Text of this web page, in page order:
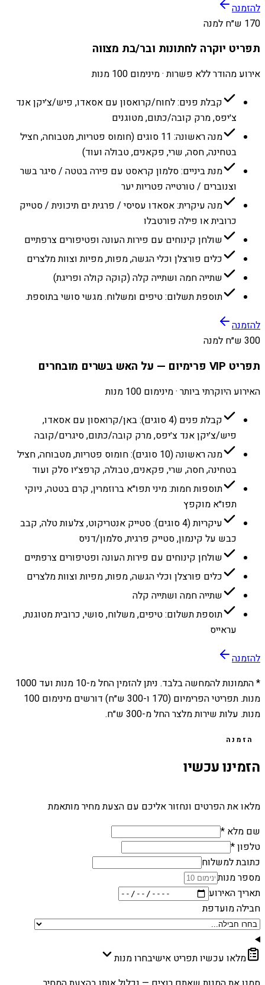
להזמנה
170 ש״ח למנה
תפריט יוקרה לחתונות ובר/בת מצווה
אירוע מהודר ללא פשרות · מינימום 100 מנות
קבלת פנים: לחוח/קרואסון עם אסאדו, פיש/צ׳יקן אנד
צ׳יפס, מרק קובה/כתום, מטוגנים
מנה ראשונה: 11 סוגים (חומוס פטריות, מטבוחה, חציל
בטחינה, חסה, שרי, פקאנים, טבולה ועוד)
מנת ביניים: סלמון קראסט עם פירה בטטה / סיגר בשר
וצנוברים / טורטייה פטריות יער
מנה עיקרית: אסאדו עסיסי / פרגית ים תיכונית / סטייק
כרובית או פילה פורטבלו
שולחן קינוחים עם פירות העונה ופטיפורים צרפתיים
כלים פורצלן וכלי הגשה, מפות, מפיות וצוות מלצרים
שתייה חמה ושתייה קלה (קוקה קולה ופריגת)
תוספת תשלום: טיפים ומשלוח. מגשי סושי בתוספת.
להזמנה
300 ש״ח למנה
תפריט VIP פרימיום — על האש בשרים מובחרים
האירוע היוקרתי ביותר · מינימום 100 מנות
קבלת פנים (4 סוגים): באן/קרואסון עם אסאדו,
פיש/צ׳יקן אנד צ׳יפס, מרק קובה/כתום, סיגרים/קובה
מנה ראשונה (10 סוגים): חומוס פטריות, מטבוחה, חציל
בטחינה, חסה, שרי, פקאנים, טבולה, קרפצ׳יו סלק ועוד
תוספות חמות: מיני תפו״א ברוזמרין, קרם בטטה, ניוקי
תפו״א מוקפץ
עיקריות (4 סוגים): סטייק אנטריקוט, צלעות טלה, קבב
כבש על קינמון, סטייק פרגית, סלמון/דניס
שולחן קינוחים עם פירות העונה ופטיפורים צרפתיים
כלים פורצלן וכלי הגשה, מפות, מפיות וצוות מלצרים
שתייה חמה ושתייה קלה
תוספת תשלום: טיפים, משלוח, סושי, כרובית מטוגנת,
עראייס
להזמנה
* התמונות להמחשה בלבד. ניתן להזמין החל מ-10 מנות ועד 1000
מנות. תפריטי הפרימיום (170 ו-300 ש״ח) דורשים מינימום 100
מנות. עלות שירות מלצר החל מ-300 ש״ח.
הזמנה
הזמינו עכשיו
מלאו את הפרטים ונחזור אליכם עם הצעת מחיר מותאמת
שם מלא *
טלפון *
כתובת למשלוח
מספר מנות
תאריך האירוע
חבילה מועדפת
מלאו עכשיו תפריט אישיבחרו מנות